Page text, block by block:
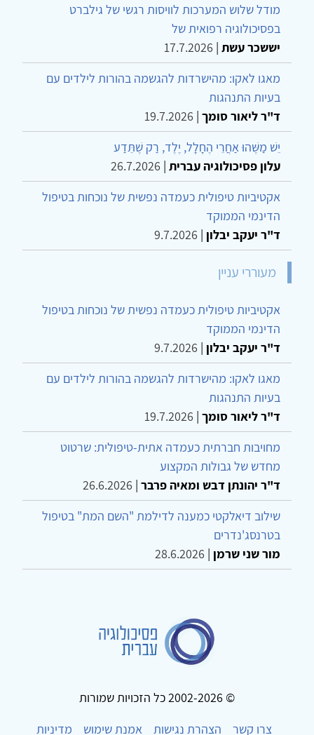
מודל שלוש המערכות לוויסות רגשי של גילברט
בפסיכולוגיה רפואית של
יששכר עשת |
17.7.2026
מאגו לאקו: מהישרדות להגשמה בהורות לילדים עם
בעיות התנהגות
ד"ר ליאור סומך |
19.7.2026
יֵשׁ מַשֶּׁהוּ אַחֲרֵי הֶחָלָל, יֶלֶד, רַק שֶׁתֵּדַע
עלון פסיכולוגיה עברית |
26.7.2026
אקטיביות טיפולית כעמדה נפשית של נוכחות בטיפול
הדינמי הממוקד
ד"ר יעקב יבלון |
9.7.2026
מעוררי עניין
אקטיביות טיפולית כעמדה נפשית של נוכחות בטיפול
הדינמי הממוקד
ד"ר יעקב יבלון |
9.7.2026
מאגו לאקו: מהישרדות להגשמה בהורות לילדים עם
בעיות התנהגות
ד"ר ליאור סומך |
19.7.2026
מחויבות חברתית כעמדה אתית-טיפולית: שרטוט
מחדש של גבולות המקצוע
ד"ר יהונתן דבש ומאיה פרבר |
26.6.2026
שילוב דיאלקטי כמענה לדילמת "השם המת" בטיפול
בטרנסג'נדרים
מור שני שרמן |
28.6.2026
© 2002-2026 כל הזכויות שמורות
צרו קשר
הצהרת נגישות אמנת שימוש מדיניות